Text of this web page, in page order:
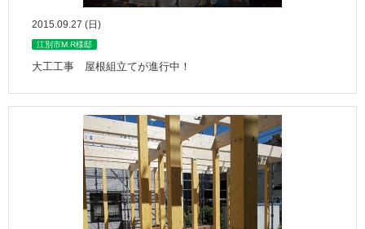
2015.09.27 (日)
江別市M.R様邸
大工工事 屋根組立てが進行中！